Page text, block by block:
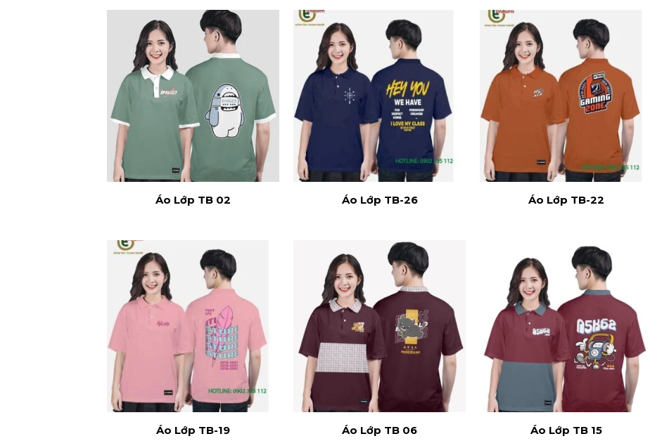
Áo Lớp TB 02 Áo Lớp TB-26 Áo Lớp TB-22
Áo Lớp TB-19 Áo Lớp TB 06 Áo Lớp TB 15